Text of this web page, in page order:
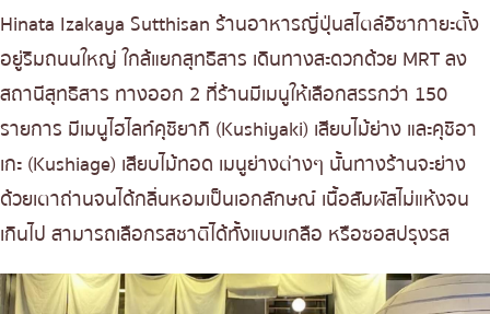
พระราม 3
พระราม4
อื่นๆ
Hinata Izakaya Sutthisan ร้านอาหารญี่ปุ่นสไตล์อิซากายะตั้ง
อยู่ริมถนนใหญ่ ใกล้แยกสุทธิสาร เดินทางสะดวกด้วย MRT ลง
สถานีสุทธิสาร ทางออก 2 ที่ร้านมีเมนูให้เลือกสรรกว่า 150
รายการ มีเมนูไฮไลท์คุชิยากิ (Kushiyaki) เสียบไม้ย่าง และคุชิอา
เกะ (Kushiage) เสียบไม้ทอด เมนูย่างต่างๆ นั้นทางร้านจะย่าง
ด้วยเตาถ่านจนได้กลิ่นหอมเป็นเอกลักษณ์ เนื้อสัมผัสไม่แห้งจน
เกินไป สามารถเลือกรสชาติได้ทั้งแบบเกลือ หรือซอสปรุงรส